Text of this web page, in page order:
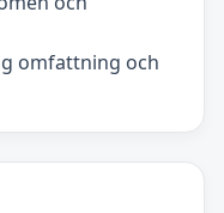
omfattning och